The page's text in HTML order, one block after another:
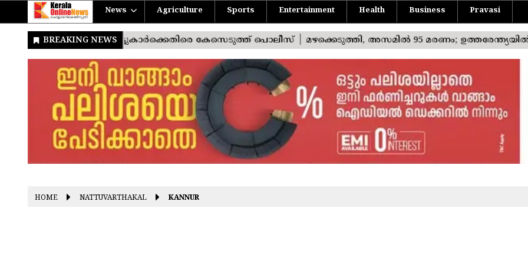
News Agriculture Sports Entertainment Health Business Pravasi
HOME NATTUVARTHAKAL KANNUR